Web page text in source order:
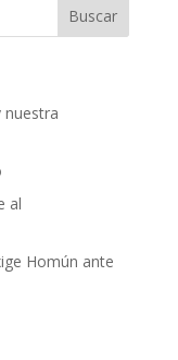
nuestra
al
Homún ante